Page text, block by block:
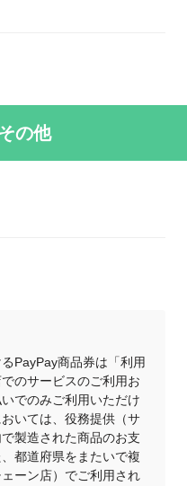
の他
PayPay商品券は「利用
のサービスのご利用お
でのみご利用いただけ
いては、役務提供（サ
製造された商品のお支
都道府県をまたいで複
ーン店）でご利用され